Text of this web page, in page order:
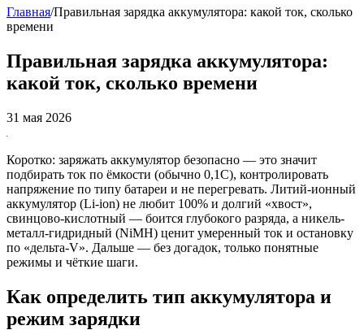
Главная/Правильная зарядка аккумулятора: какой ток, сколько
времени
Правильная зарядка аккумулятора:
какой ток, сколько времени
31 мая 2026
Коротко: заряжать аккумулятор безопасно — это значит
подбирать ток по ёмкости (обычно 0,1C), контролировать
напряжение по типу батареи и не перегревать. Литий-ионный
аккумулятор (Li‑ion) не любит 100% и долгий «хвост»,
свинцово-кислотный — боится глубокого разряда, а никель-
металл-гидридный (NiMH) ценит умеренный ток и остановку
по «дельта‑V». Дальше — без догадок, только понятные
режимы и чёткие шаги.
Как определить тип аккумулятора и
режим зарядки